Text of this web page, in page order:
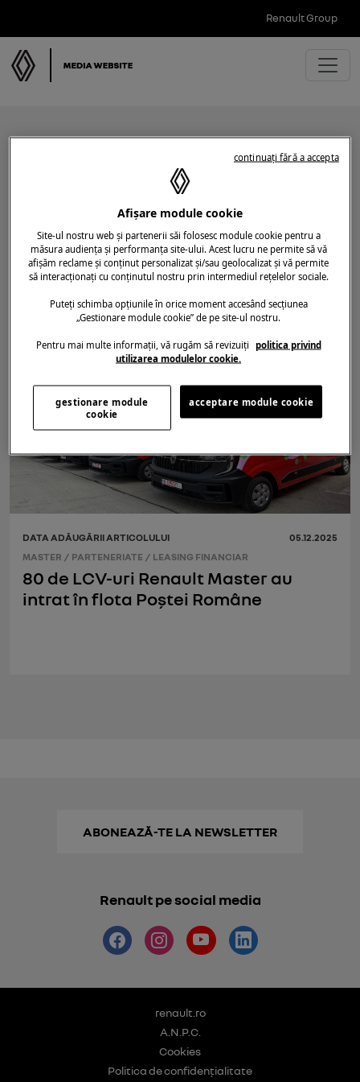
Renault Group
Articole cu tag-ul:
leasing financiar
DATA ADĂUGĂRII ARTICOLULUI
05.12.2025
MASTER / PARTENERIATE / LEASING FINANCIAR
80 de LCV-uri Renault Master au
intrat în flota Poștei Române
ABONEAZĂ-TE LA NEWSLETTER
Renault pe social media
renault.ro
A.N.P.C.
Cookies
Politica de confidențialitate
Afișare module cookie
Site-ul nostru web și partenerii săi folosesc module cookie pentru a
măsura audiența și performanța site-ului. Acest lucru ne permite să vă
afișăm reclame și conținut personalizat și/sau geolocalizat și vă permite
să interacționați cu conținutul nostru prin intermediul rețelelor sociale.
Puteți schimba opțiunile în orice moment accesând secțiunea
„Gestionare module cookie” de pe site-ul nostru.
Pentru mai multe informații, vă rugăm să revizuiți politica privind
utilizarea modulelor cookie.
acceptare module cookie
gestionare module
cookie
continuați fără a accepta